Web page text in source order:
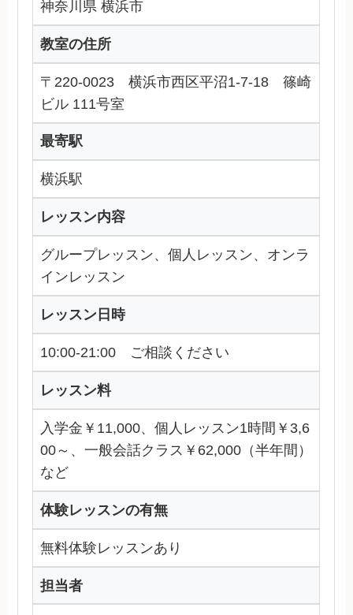
神奈川県 横浜市
教室の住所
〒220-0023 横浜市西区平沼1-7-18 篠崎
ビル 111号室
最寄駅
横浜駅
レッスン内容
グループレッスン、個人レッスン、オンラ
インレッスン
レッスン日時
10:00-21:00 ご相談ください
レッスン料
入学金￥11,000、個人レッスン1時間￥3,6
00～、一般会話クラス￥62,000（半年間）
など
体験レッスンの有無
無料体験レッスンあり
担当者